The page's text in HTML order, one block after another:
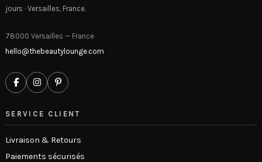
jours · Versailles, France.
78000 Versailles — France
hello@thebeautylounge.com
SERVICE CLIENT
Livraison & Retours
Paiements sécurisés